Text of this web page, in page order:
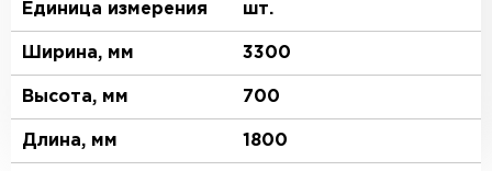
Единица измерения шт.
Ширина, мм 3300
Высота, мм 700
Длина, мм 1800